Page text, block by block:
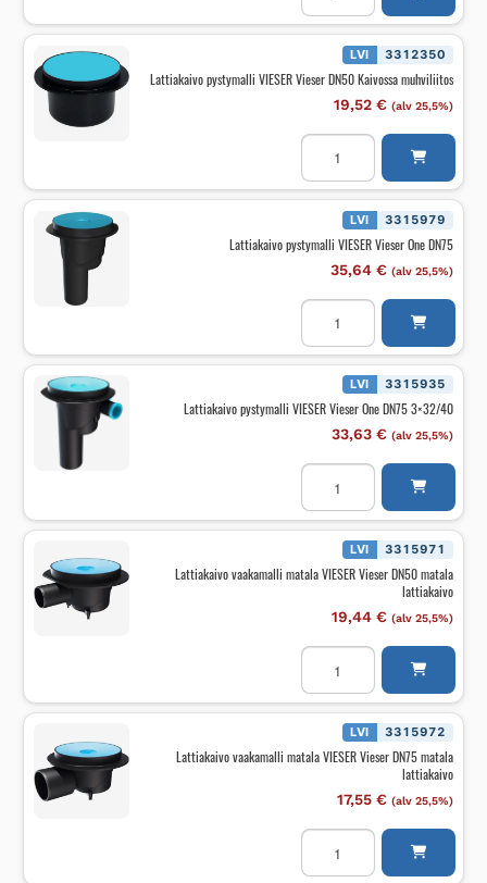
Vieser
One
Kulmakaivo
DN75
3x32/40
määrä
LVI 3312350
Lattiakaivo pystymalli VIESER Vieser DN50 Kaivossa muhviliitos
19,52 € (alv 25,5%)
Lattiakaivo
pystymalli
Vieser
DN50
Kaivossa
muhviliitos
määrä
LVI 3315979
Lattiakaivo pystymalli VIESER Vieser One DN75
35,64 € (alv 25,5%)
Lattiakaivo
pystymalli
Vieser
One
määrä
LVI 3315935
Lattiakaivo pystymalli VIESER Vieser One DN75 3×32/40
33,63 € (alv 25,5%)
Lattiakaivo
pystymalli
VIESER
Vieser
One
3x32/40
määrä
LVI 3315971
Lattiakaivo vaakamalli matala VIESER Vieser DN50 matala
lattiakaivo
19,44 € (alv 25,5%)
Lattiakaivo
vaakamalli
matala
VIESER
Vieser
matala
lattiakaivo
LVI 3315972
Lattiakaivo vaakamalli matala VIESER Vieser DN75 matala
lattiakaivo
17,55 € (alv 25,5%)
Lattiakaivo
vaakamalli
matala